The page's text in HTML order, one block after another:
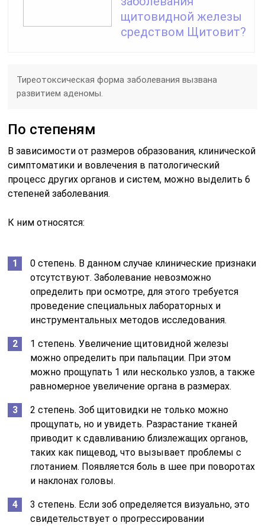
щитовидной железы
средством Щитовит?
Тиреотоксическая форма заболевания вызвана
развитием аденомы.
По степеням
В зависимости от размеров образования, клинической
симптоматики и вовлечения в патологический
процесс других органов и систем, можно выделить 6
степеней заболевания.
К ним относятся:
0 степень. В данном случае клинические признаки
отсутствуют. Заболевание невозможно
определить при осмотре, для этого требуется
проведение специальных лабораторных и
инструментальных методов исследования.
1 степень. Увеличение щитовидной железы
можно определить при пальпации. При этом
можно прощупать 1 или несколько узлов, а также
равномерное увеличение органа в размерах.
2 степень. Зоб щитовидки не только можно
прощупать, но и увидеть. Разрастание тканей
приводит к сдавливанию близлежащих органов,
таких как пищевод, что вызывает проблемы с
глотанием. Появляется боль в шее при поворотах
и наклонах головы.
3 степень. Если зоб определяется визуально, это
свидетельствует о прогрессировании